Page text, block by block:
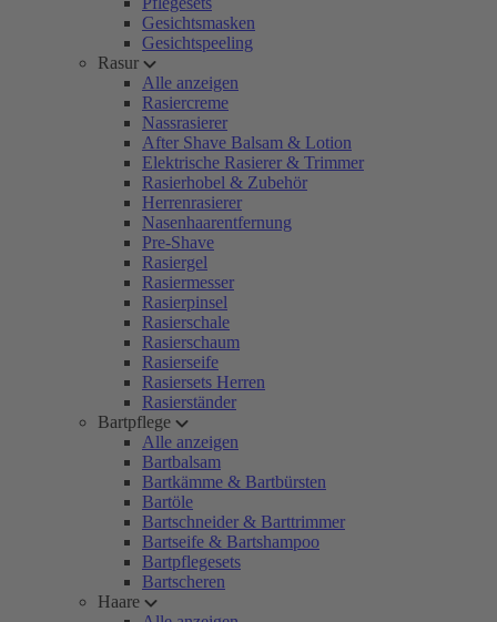
Gesichtsmasken
Gesichtspeeling
Rasur
Alle anzeigen
Rasiercreme
Nassrasierer
After Shave Balsam & Lotion
Elektrische Rasierer & Trimmer
Rasierhobel & Zubehör
Herrenrasierer
Nasenhaarentfernung
Pre-Shave
Rasiergel
Rasiermesser
Rasierpinsel
Rasierschale
Rasierschaum
Rasierseife
Rasiersets Herren
Rasierständer
Bartpflege
Alle anzeigen
Bartbalsam
Bartkämme & Bartbürsten
Bartöle
Bartschneider & Barttrimmer
Bartseife & Bartshampoo
Bartpflegesets
Bartscheren
Haare